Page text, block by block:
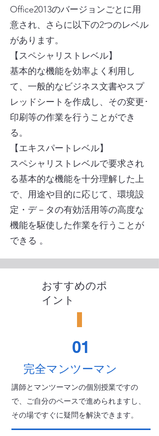
Office2013のバージョンごとに用
意され、さらに以下の2つのレベル
があります。
【スペシャリストレベル】
基本的な機能を効率よく利用し
て、一般的なビジネス文書やスプ
レッドシートを作成し、その変更･
印刷等の作業を行うことができ
る。
【エキスパートレベル】
スペシャリストレベルで要求され
る基本的な機能を十分理解した上
で、用途や目的に応じて、環境設
定・デ－タの有効活用等の高度な
機能を駆使した作業を行うことが
できる 。
おすすめのポ
イント
01
完全マンツーマン
講師とマンツーマンの個別授業ですの
で、ご自分のペースで進められますし、
その場ですぐに疑問を解決できます。